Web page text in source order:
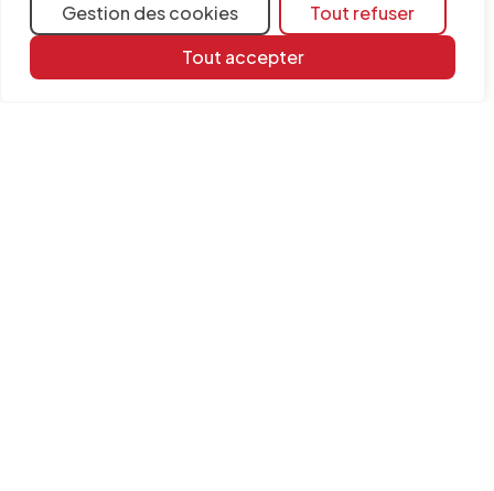
Gestion des cookies
Tout refuser
Tout accepter
Partager